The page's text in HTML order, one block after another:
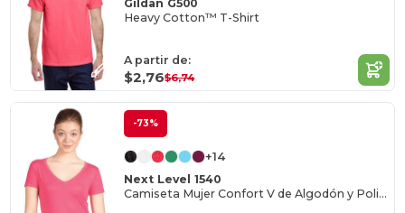
Gildan G500
Heavy Cotton™ T-Shirt
A partir de:
$2,76$6,74
-73%
+14
Next Level 1540
Camiseta Mujer Confort V de Algodón y Poliéster